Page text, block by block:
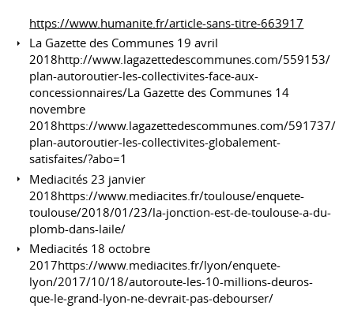
https://www.humanite.fr/article-sans-titre-663917
La Gazette des Communes 19 avril
2018http://www.lagazettedescommunes.com/559153/
plan-autoroutier-les-collectivites-face-aux-
concessionnaires/La Gazette des Communes 14
novembre
2018https://www.lagazettedescommunes.com/591737/
plan-autoroutier-les-collectivites-globalement-
satisfaites/?abo=1
Mediacités 23 janvier
2018https://www.mediacites.fr/toulouse/enquete-
toulouse/2018/01/23/la-jonction-est-de-toulouse-a-du-
plomb-dans-laile/
Mediacités 18 octobre
2017https://www.mediacites.fr/lyon/enquete-
lyon/2017/10/18/autoroute-les-10-millions-deuros-
que-le-grand-lyon-ne-devrait-pas-debourser/